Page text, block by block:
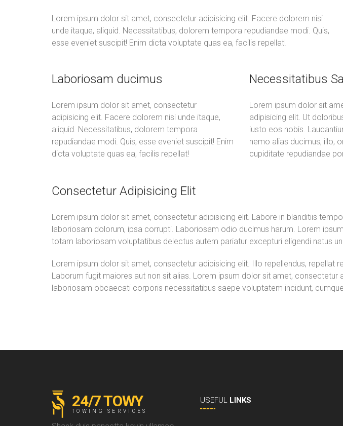
Lorem ipsum dolor sit amet, consectetur adipisicing elit. Facere dolorem nisi
unde itaque, aliquid. Necessitatibus, dolorem tempora repudiandae modi. Quis,
esse eveniet suscipit! Enim dicta voluptate quas ea, facilis repellat!
Laboriosam ducimus
Lorem ipsum dolor sit amet, consectetur
adipisicing elit. Facere dolorem nisi unde itaque,
aliquid. Necessitatibus, dolorem tempora
repudiandae modi. Quis, esse eveniet suscipit! Enim
dicta voluptate quas ea, facilis repellat!
Necessitatibus
Lorem ipsum dolor sit
adipisicing elit. Ut
iusto eos nobis.
nemo alias ducimus, illo,
cupiditate repudiandae
Consectetur Adipisicing Elit
Lorem ipsum dolor sit amet, consectetur adipisicing elit. Labore in blanditiis
laboriosam dolorum, ipsa corrupti. Laboriosam odio ducimus harum. Lorem
totam laboriosam voluptatibus delectus autem pariatur excepturi eligendi natus
Lorem ipsum dolor sit amet, consectetur adipisicing elit. Illo repellendus, repellat
Laborum fugit maiores aut non sit alias. Lorem ipsum dolor sit amet, consectetur
laboriosam obcaecati corporis necessitatibus saepe voluptatem incidunt,
24/7 TOWY
TOWING SERVICES
USEFUL LINKS